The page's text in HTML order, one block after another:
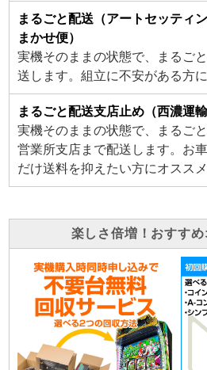
まるごと配送（アートセッティ
まかせ便）
実機そのままの状態で、まるご
送します。組立に不安がある方
まるごと配送支店止め（西濃運輸
実機そのままの状態で、まるご
営業所支店まで配送します。お
だけ送料を抑えたい方にオススメ
楽しさ倍増！おすすめ